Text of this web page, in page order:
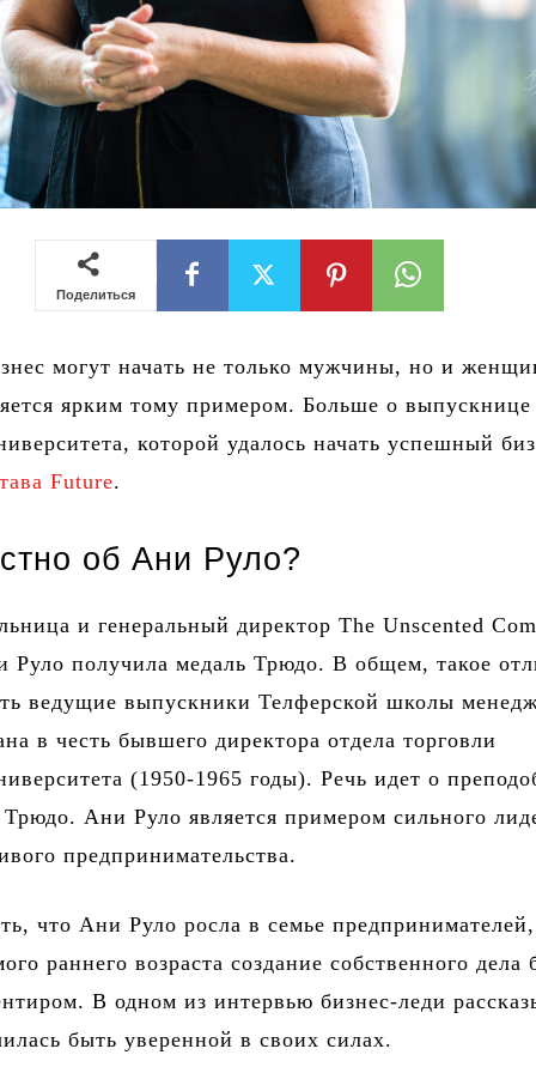
Поделиться
могут начать не только мужчины, но и
ярким тому примером. Больше о выпускнице
которой удалось начать успешный
Future.
об Ани Руло?
и генеральный директор The Unscented
Руло получила медаль Трюдо. В общем, такое
ведущие выпускники Телферской школы
в честь бывшего директора отдела торговли
(1950-1965 годы). Речь идет о
Трюдо. Ани Руло является примером сильного
предпринимательства.
что Ани Руло росла в семье предпринимателей,
раннего возраста создание собственного дела
В одном из интервью бизнес-леди
быть уверенной в своих силах.